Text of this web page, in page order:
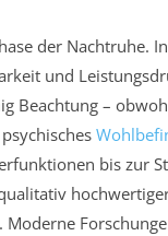
der Nachtruhe.
und
Beachtung –
bis zur